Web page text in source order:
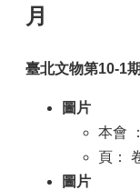
月
臺北文物第10-1
圖片
本會
頁：
圖片